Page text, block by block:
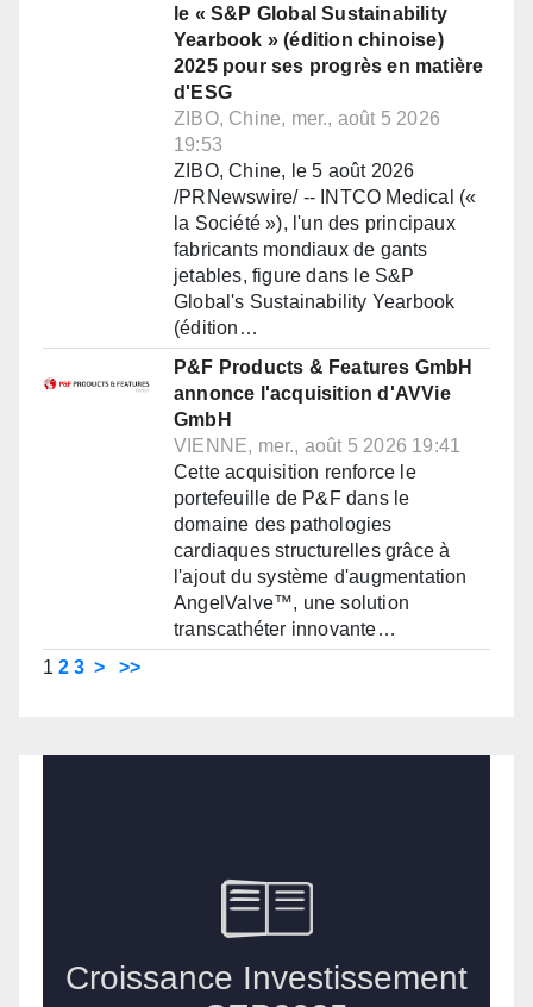
le « S&P Global Sustainability
Yearbook » (édition chinoise)
2025 pour ses progrès en matière
d'ESG
ZIBO, Chine, mer., août 5 2026
19:53
ZIBO, Chine, le 5 août 2026
/PRNewswire/ -- INTCO Medical («
la Société »), l'un des principaux
fabricants mondiaux de gants
jetables, figure dans le S&P
Global's Sustainability Yearbook
(édition…
P&F Products & Features GmbH
annonce l'acquisition d'AVVie
GmbH
VIENNE, mer., août 5 2026 19:41
Cette acquisition renforce le
portefeuille de P&F dans le
domaine des pathologies
cardiaques structurelles grâce à
l'ajout du système d'augmentation
AngelValve™, une solution
transcathéter innovante…
1 2 3 > >>